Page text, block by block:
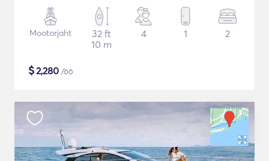
Mootorjaht
32 ft
10 m
4 1 2
$2,280 /öö